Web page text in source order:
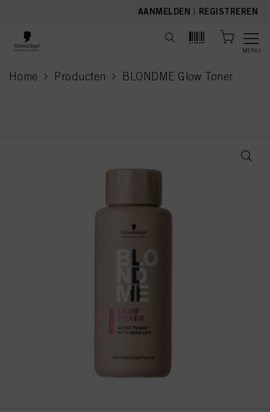
AANMELDEN | REGISTREREN
MENU
Home Producten BLONDME Glow Toner
current page